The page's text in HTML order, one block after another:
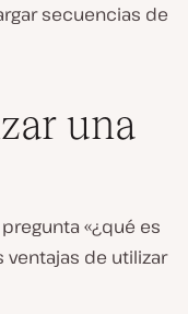
secuencias de
una
«¿qué es
ventajas de utilizar